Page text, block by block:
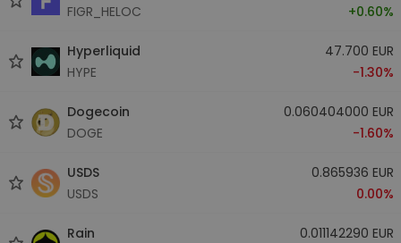
FIGR_HELOC
+0.60%
Hyperliquid
HYPE
47.700 EUR
-1.30%
Dogecoin
DOGE
0.060404000 EUR
-1.60%
USDS
USDS
0.865936 EUR
0.00%
Rain 0.011142290 EUR